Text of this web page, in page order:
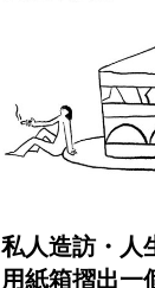
私人造訪・人
用紙箱摺出一